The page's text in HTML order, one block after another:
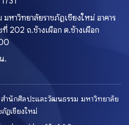
หาวิทยาลัยราชภัฏเชียงใหม่ อาคาร
202 ถ.ช้างเผือก ต.ช้างเผือก
.
ำนักศิลปะและวัฒนธรรม มหาวิทยาลัย
ภัฏเชียงใหม่